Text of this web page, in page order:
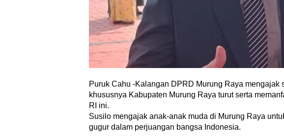
Puruk Cahu -Kalangan DPRD Murung Raya mengajak
khususnya Kabupaten Murung Raya turut serta
RI ini.
Susilo mengajak anak-anak muda di Murung Raya
gugur dalam perjuangan bangsa Indonesia.